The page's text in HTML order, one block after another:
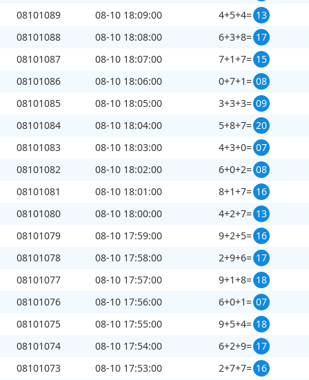
08101089
08-10 18:09:00 4+5+4= 13
08101088
08-10 18:08:00 6+3+8= 17
08101087
08-10 18:07:00 7+1+7= 15
08101086
08-10 18:06:00 0+7+1= 08
08101085
08-10 18:05:00 3+3+3= 09
08101084
08-10 18:04:00 5+8+7= 20
08101083
08-10 18:03:00 4+3+0= 07
08101082
08-10 18:02:00 6+0+2= 08
08101081
08-10 18:01:00 8+1+7= 16
08101080
08-10 18:00:00 4+2+7= 13
08101079
08-10 17:59:00 9+2+5= 16
08101078
08-10 17:58:00 2+9+6= 17
08101077
08-10 17:57:00 9+1+8= 18
08101076
08-10 17:56:00 6+0+1= 07
08101075
08-10 17:55:00 9+5+4= 18
08101074
08-10 17:54:00 6+2+9= 17
08101073
08-10 17:53:00 2+7+7= 16